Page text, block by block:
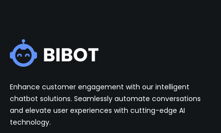
Enhance customer engagement with our intelligent
chatbot solutions. Seamlessly automate conversations
and elevate user experiences with cutting-edge AI
technology.